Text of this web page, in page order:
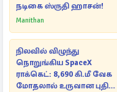
நடிகை ஸ்ருதி ஹாசன்!
Manithan
நிலவில் விழுந்து
நொறுங்கிய SpaceX
ராக்கெட்: 8,690 கி.மீ வேக
மோதலால் உருவான புதிய